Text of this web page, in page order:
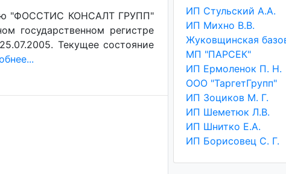
"ФОССТИС КОНСАЛТ ГРУПП"
государственном регистре
Текущее состояние
ИП Стульский А.А.
ИП Михно В.В.
МП "ПАРСЕК"
ИП Ермоленок П. Н.
ООО "ТаргетГрупп"
ИП Зоциков М. Г.
ИП Шеметюк Л.В.
ИП Шнитко Е.А.
ИП Борисовец С. Г.